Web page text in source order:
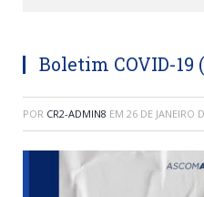
Boletim COVID-19
POR CR2-ADMIN8 EM 26 DE JANEIRO